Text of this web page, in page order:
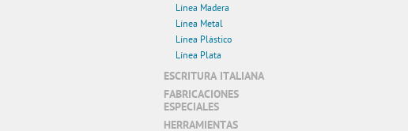
Línea Madera
Línea Metal
Línea Plástico
Línea Plata
ESCRITURA ITALIANA
FABRICACIONES
ESPECIALES
HERRAMIENTAS